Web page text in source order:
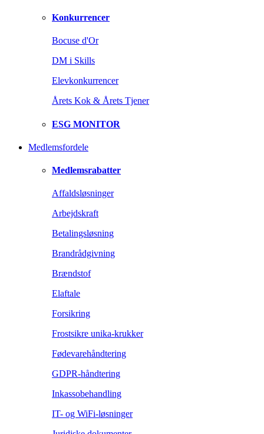
Konkurrencer
Bocuse d'Or
DM i Skills
Elevkonkurrencer
Årets Kok & Årets Tjener
ESG MONITOR
Medlemsfordele
Medlemsrabatter
Affaldsløsninger
Arbejdskraft
Betalingsløsning
Brandrådgivning
Brændstof
Elaftale
Forsikring
Frostsikre unika-krukker
Fødevarehåndtering
GDPR-håndtering
Inkassobehandling
IT- og WiFi-løsninger